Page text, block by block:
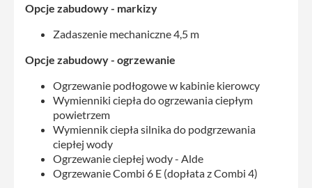
Opcje zabudowy - markizy
Zadaszenie mechaniczne 4,5 m
Opcje zabudowy - ogrzewanie
Ogrzewanie podłogowe w kabinie kierowcy
Wymienniki ciepła do ogrzewania ciepłym
powietrzem
Wymiennik ciepła silnika do podgrzewania
ciepłej wody
Ogrzewanie ciepłej wody - Alde
Ogrzewanie Combi 6 E (dopłata z Combi 4)